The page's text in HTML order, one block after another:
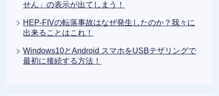
せん」の表示が出てしまう！
HEP-FIVの転落事故はなぜ発生したのか？我々に
出来ることはこれ！
Windows10とAndroid スマホをUSBテザリングで
最初に接続する方法！